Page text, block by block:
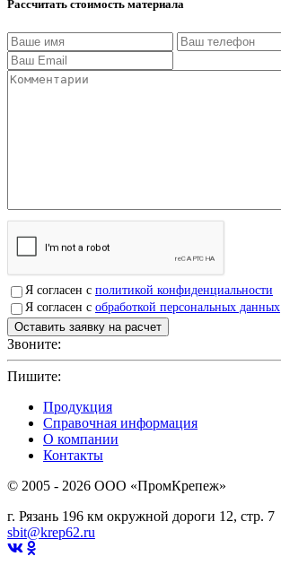
Рассчитать стоимость материала
Я согласен с политикой конфиденциальности
Я согласен с обработкой персональных данных
Звоните:
Пишите:
Продукция
Справочная информация
О компании
Контакты
© 2005 - 2026 OOO «ПромКрепеж»
г. Рязань 196 км окружной дороги 12, стр. 7
sbit@krep62.ru